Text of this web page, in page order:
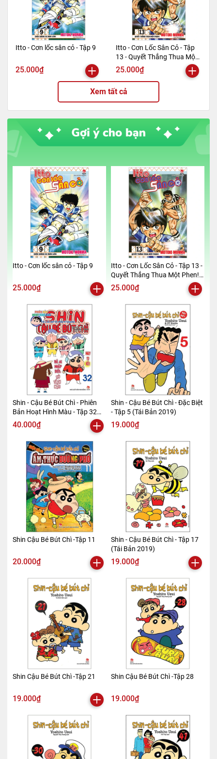
Itto - Cơn lốc sân cỏ - Tập 9
25.000₫
Itto - Cơn Lốc Sân Cỏ - Tập
13 - Quyết Thắng Thua Một
Phen!! (Tái Bản 2024)
25.000₫
Xem tất cả
Itto - Cơn lốc sân cỏ - Tập 9
25.000₫
Itto - Cơn Lốc Sân Cỏ - Tập 13 -
Quyết Thắng Thua Một Phen!!
(Tái Bản 2024)
25.000₫
Shin - Cậu Bé Bút Chì - Phiên
Bản Hoạt Hình Màu - Tập 32
(Tái Bản 2019)
40.000₫
Shin - Cậu Bé Bút Chì - Đặc Biệt
- Tập 5 (Tái Bản 2019)
19.000₫
Shin Cậu Bé Bút Chì -Tập 11
20.000₫
Shin - Cậu Bé Bút Chì - Tập 17
(Tái Bản 2019)
19.000₫
Shin Cậu Bé Bút Chì -Tập 21
19.000₫
Shin Cậu Bé Bút Chì -Tập 28
19.000₫